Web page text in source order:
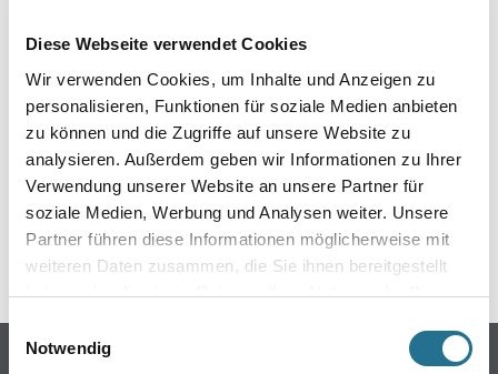
Diese Webseite verwendet Cookies
Wir verwenden Cookies, um Inhalte und Anzeigen zu
personalisieren, Funktionen für soziale Medien anbieten
zu können und die Zugriffe auf unsere Website zu
analysieren. Außerdem geben wir Informationen zu Ihrer
Verwendung unserer Website an unsere Partner für
soziale Medien, Werbung und Analysen weiter. Unsere
Partner führen diese Informationen möglicherweise mit
weiteren Daten zusammen, die Sie ihnen bereitgestellt
haben oder die sie im Rahmen Ihrer Nutzung der Dienste
Einwilligungsauswahl
Notwendig
IST AUFGETRETEN
Keine Sorge, wir pinseln schon an der Lösung und
werden das Problem so schnell wie möglich beheben.
Erkunden Sie in der Zwischenzeit unseren Online-Shop
und lassen Sie sich inspirieren.
ZURÜCK ZUM ONLINE-SHOP
Online-Shop